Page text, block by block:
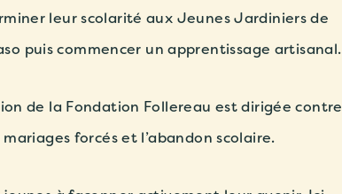
leur scolarité aux Jeunes Jardiniers de
puis commencer un apprentissage artisanal.
de la Fondation Follereau est dirigée contre
forcés et l’abandon scolaire.